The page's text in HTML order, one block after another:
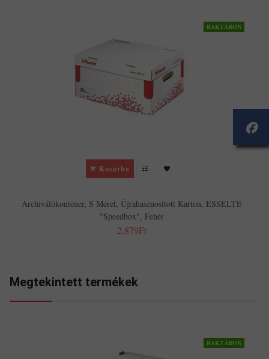
RAKTÁRON
Kosárba
Archiválókonténer, S Méret, Újrahasznosított Karton, ESSELTE
"Speedbox", Fehér
2,879Ft
Megtekintett termékek
RAKTÁRON